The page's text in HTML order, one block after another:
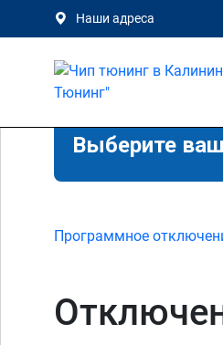
Наши адреса
Выберите
Программное